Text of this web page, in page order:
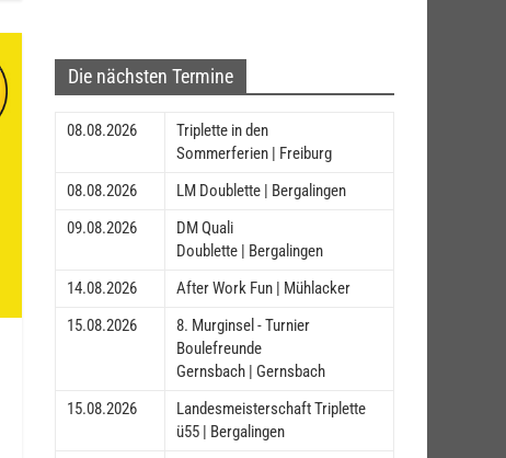
Die nächsten Termine
08.08.2026
Triplette in den
Sommerferien | Freiburg
08.08.2026
LM Doublette | Bergalingen
09.08.2026
DM Quali
Doublette | Bergalingen
14.08.2026
After Work Fun | Mühlacker
15.08.2026
8. Murginsel - Turnier
Boulefreunde
Gernsbach | Gernsbach
15.08.2026
Landesmeisterschaft Triplette
ü55 | Bergalingen